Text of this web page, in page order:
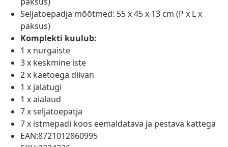
Seljatoepadja mõõtmed: 55 x 45 x 13 cm (P x L x
paksus)
Komplekti kuulub:
1 x nurgaiste
3 x keskmine iste
2 x käetoega diivan
1 x jalatugi
1 x aialaud
7 x seljatoepatja
7 x istmepadi koos eemaldatava ja pestava kattega
EAN:8721012860995